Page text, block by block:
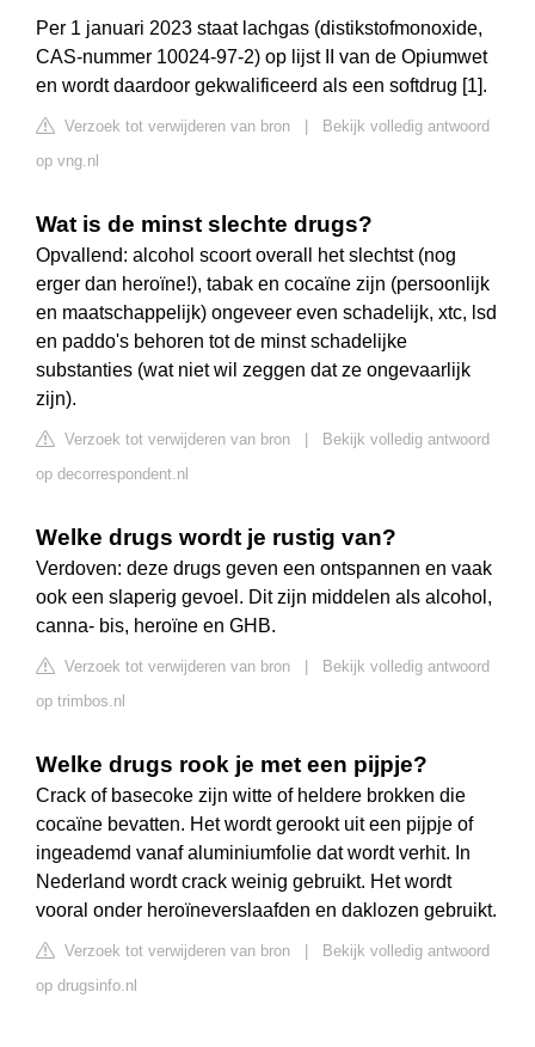
Per 1 januari 2023 staat lachgas (distikstofmonoxide,
CAS-nummer 10024-97-2) op lijst II van de Opiumwet
en wordt daardoor gekwalificeerd als een softdrug [1].
Verzoek tot verwijderen van bron
Bekijk volledig antwoord
op vng.nl
Wat is de minst slechte drugs?
Opvallend: alcohol scoort overall het slechtst (nog
erger dan heroïne!), tabak en cocaïne zijn (persoonlijk
en maatschappelijk) ongeveer even schadelijk, xtc, lsd
en paddo's behoren tot de minst schadelijke
substanties (wat niet wil zeggen dat ze ongevaarlijk
zijn).
Verzoek tot verwijderen van bron
Bekijk volledig antwoord
op decorrespondent.nl
Welke drugs wordt je rustig van?
Verdoven: deze drugs geven een ontspannen en vaak
ook een slaperig gevoel. Dit zijn middelen als alcohol,
canna- bis, heroïne en GHB.
Verzoek tot verwijderen van bron
Bekijk volledig antwoord
op trimbos.nl
Welke drugs rook je met een pijpje?
Crack of basecoke zijn witte of heldere brokken die
cocaïne bevatten. Het wordt gerookt uit een pijpje of
ingeademd vanaf aluminiumfolie dat wordt verhit. In
Nederland wordt crack weinig gebruikt. Het wordt
vooral onder heroïneverslaafden en daklozen gebruikt.
Verzoek tot verwijderen van bron
Bekijk volledig antwoord
op drugsinfo.nl